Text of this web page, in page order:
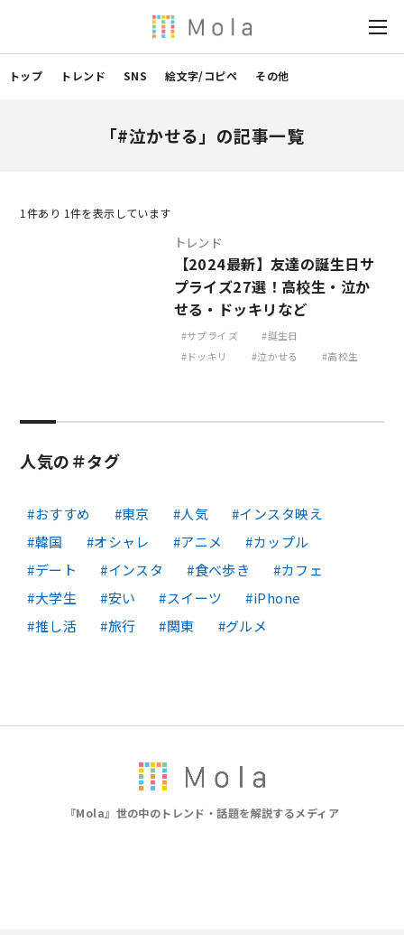
トップ トレンド SNS 絵文字/コピペ その他
「#泣かせる」の記事一覧
1 件あり 1件を表示しています
トレンド
【2024最新】友達の誕生日サ
プライズ27選！高校生・泣か
せる・ドッキリなど
サプライズ
誕生日
ドッキリ
泣かせる 高校生
人気の＃タグ
おすすめ 東京 人気
インスタ映え
韓国
オシャレ アニメ
カップル
デート
インスタ 食べ歩き
カフェ
大学生
安い スイーツ
iPhone
推し活
旅行 関東 グルメ
『Mola』世の中のトレンド・話題を解説するメディア